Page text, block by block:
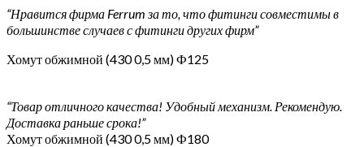
“Нравится фирма Ferrum за то, что фитинги совместимы в
большинстве случаев с фитинги других фирм”
Хомут обжимной (430 0,5 мм) Ф125
“Товар отличного качества! Удобный механизм. Рекомендую.
Доставка раньше срока!”
Хомут обжимной (430 0,5 мм) Ф180